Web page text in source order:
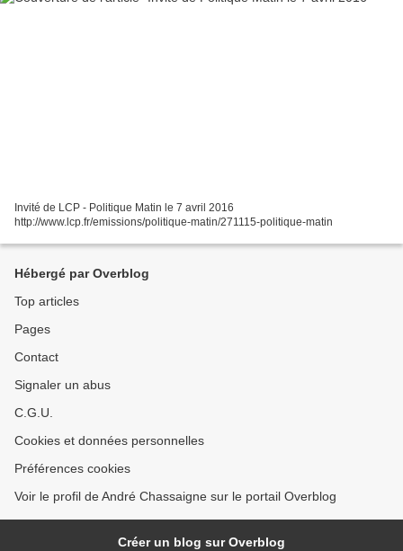
Invité de LCP - Politique Matin le 7 avril 2016
http://www.lcp.fr/emissions/politique-matin/271115-politique-matin
Hébergé par Overblog
Top articles
Pages
Contact
Signaler un abus
C.G.U.
Cookies et données personnelles
Préférences cookies
Voir le profil de André Chassaigne sur le portail Overblog
Créer un blog sur Overblog